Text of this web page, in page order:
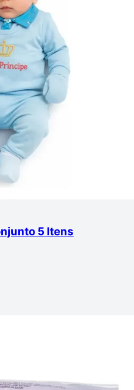
5 Itens